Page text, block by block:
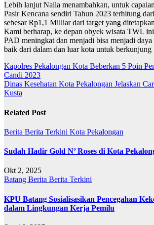
Lebih lanjut Naila menambahkan, untuk
Pasir Kencana sendiri Tahun 2023 terhitung
sebesar Rp1,1 Milliar dari target yang
Kami berharap, ke depan obyek wisata TWL
PAD meningkat dan menjadi bisa menjadi daya
baik dari dalam dan luar kota untuk
Navigasi
pos
Kapolres Pekalongan Kota Beberkan 5 Poin
Candi 2023
Dinas Kesehatan Kota Pekalongan Jelaskan
Kusta
Related Post
Berita Berita Terkini Kota Pekalongan
Sudah Hadir Gold N’ Roses di Kota
Okt 2, 2025
Batang Berita Berita Terkini
KPU Batang Sosialisasikan Pencegahan
dalam Lingkungan Kerja Pemilu